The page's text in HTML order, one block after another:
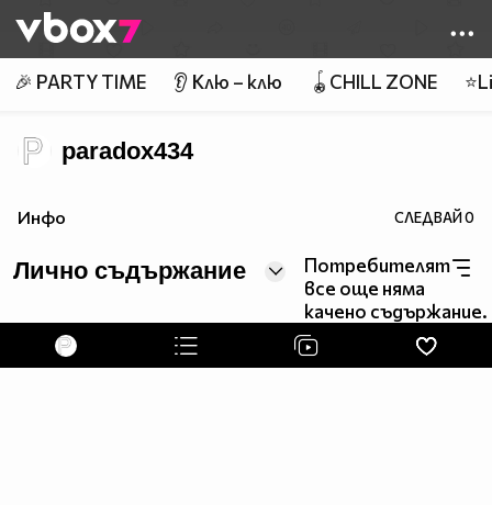
👾
🎉 PARTY TIME 👂 Клю – клю 🪀CHILL ZONE
paradox434
Инфо СЛЕДВАЙ0
Лично съдържание
Потребителят
все още няма
качено съдържание.